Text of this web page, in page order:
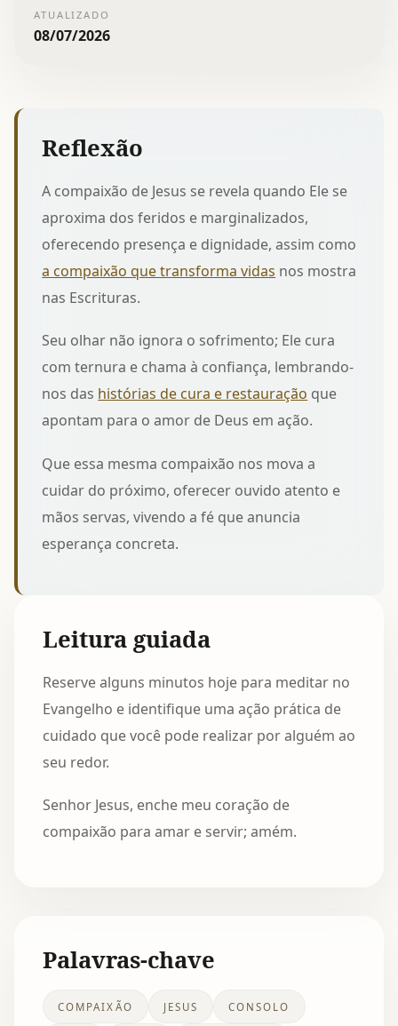
ATUALIZADO
08/07/2026
Reflexão
A compaixão de Jesus se revela quando Ele se
aproxima dos feridos e marginalizados,
oferecendo presença e dignidade, assim como
a compaixão que transforma vidas nos mostra
nas Escrituras.
Seu olhar não ignora o sofrimento; Ele cura
com ternura e chama à confiança, lembrando-
nos das histórias de cura e restauração que
apontam para o amor de Deus em ação.
Que essa mesma compaixão nos mova a
cuidar do próximo, oferecer ouvido atento e
mãos servas, vivendo a fé que anuncia
esperança concreta.
Leitura guiada
Reserve alguns minutos hoje para meditar no
Evangelho e identifique uma ação prática de
cuidado que você pode realizar por alguém ao
seu redor.
Senhor Jesus, enche meu coração de
compaixão para amar e servir; amém.
Palavras-chave
COMPAIXÃO JESUS CONSOLO